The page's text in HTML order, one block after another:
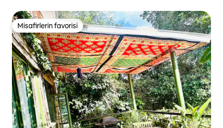
Misafirlerin favorisi
Misafirlerin favorisi